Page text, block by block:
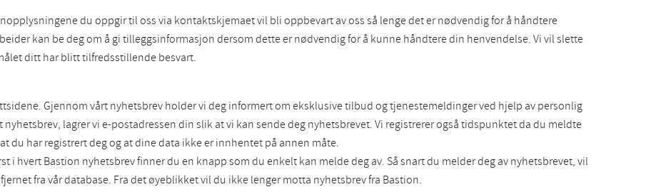
du oppgir til oss via kontaktskjemaet vil bli oppbevart av oss så lenge det er nødvendig for å håndtere
kan be deg om å gi tilleggsinformasjon dersom dette er nødvendig for å kunne håndtere din henvendelse. Vi vil slette
ditt har blitt tilfredsstillende besvart.
Gjennom vårt nyhetsbrev holder vi deg informert om eksklusive tilbud og tjenestemeldinger ved hjelp av personlig
lagrer vi e-postadressen din slik at vi kan sende deg nyhetsbrevet. Vi registrerer også tidspunktet da du meldte
du har registrert deg og at dine data ikke er innhentet på annen måte.
i hvert Bastion nyhetsbrev finner du en knapp som du enkelt kan melde deg av. Så snart du melder deg av nyhetsbrevet, vil
fra vår database. Fra det øyeblikket vil du ikke lenger motta nyhetsbrev fra Bastion.